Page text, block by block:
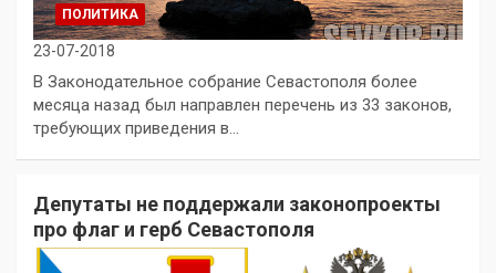
ПОЛИТИКА
23-07-2018
В Законодательное собрание Севастополя более
месяца назад был направлен перечень из 33 законов,
требующих приведения в…
Депутаты не поддержали законопроекты
про флаг и герб Севастополя